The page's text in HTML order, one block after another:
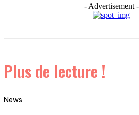
- Advertisement -
Plus de lecture !
News